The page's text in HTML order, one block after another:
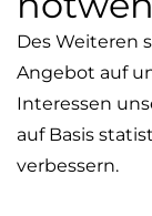
Des Weiteren
Angebot auf
Interessen
auf Basis
verbessern.